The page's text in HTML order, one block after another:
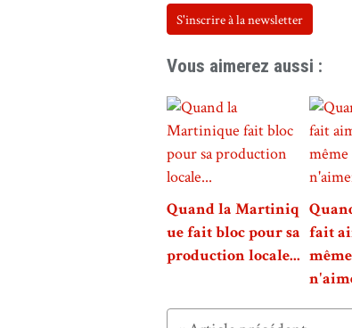
S'inscrire à la newsletter
Vous aimerez aussi :
Quand la Martiniq
ue fait bloc pour sa
production locale...
fait